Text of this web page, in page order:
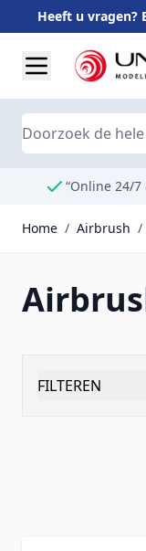
Heeft u vragen?
Search
“Online 24/
Home / Airbrush /
FILTEREN